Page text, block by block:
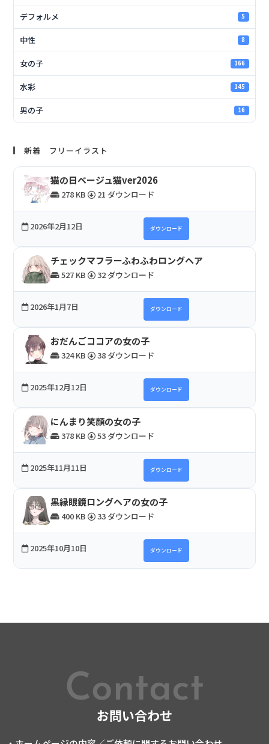
デフォルメ 5
中性 8
女の子 166
水彩 145
男の子 16
新着 フリーイラスト
猫の日ベージュ猫ver2026
278 KB 21 ダウンロード
2026年2月12日 ダウンロード
チェックマフラーふわふわロングヘア
527 KB 32 ダウンロード
2026年1月7日 ダウンロード
おだんごココアの女の子
324 KB 38 ダウンロード
2025年12月12日 ダウンロード
にんまり笑顔の女の子
378 KB 53 ダウンロード
2025年11月11日 ダウンロード
黒縁眼鏡ロングヘアの女の子
400 KB 33 ダウンロード
2025年10月10日 ダウンロード
Contact
お問い合わせ